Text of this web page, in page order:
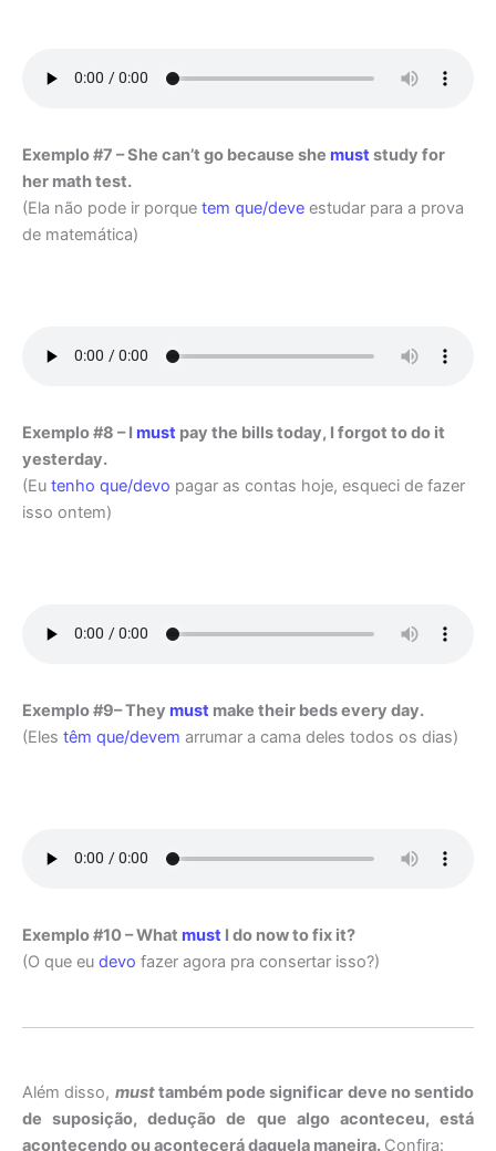
Exemplo #7 – She can’t go because she muststudy for
her math test.
(Ela não pode ir porque tem que/deve estudar para a prova
de matemática)
Exemplo #8 – I must pay the bills today, I forgot to do it
yesterday.
(Eu tenho que/devo pagar as contas hoje, esqueci de fazer
isso ontem)
Exemplo #9– They must make their beds every day.
(Eles têm que/devem arrumar a cama deles todos os dias)
Exemplo #10 – What must I do now to fix it?
(O que eu devo fazer agora pra consertar isso?)
Além disso, musttambém pode significar deve no sentido
de suposição, dedução de que algo aconteceu, está
acontecendo ou acontecerá daquela maneira. Confira: